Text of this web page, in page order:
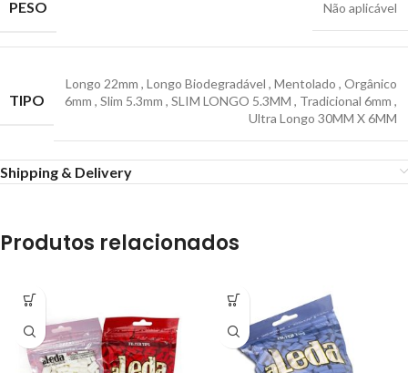
PESO
Não aplicável
TIPO
Longo 22mm , Longo Biodegradável , Mentolado , Orgânico
6mm , Slim 5.3mm , SLIM LONGO 5.3MM , Tradicional 6mm ,
Ultra Longo 30MM X 6MM
Shipping & Delivery
Produtos relacionados